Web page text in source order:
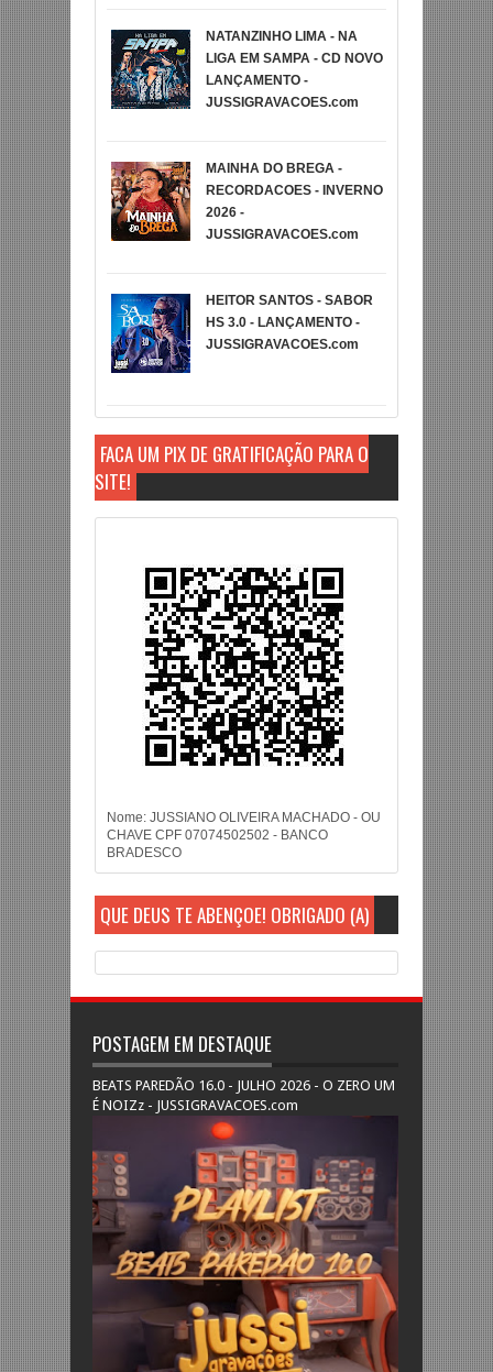
NATANZINHO LIMA - NA
LIGA EM SAMPA - CD NOVO
LANÇAMENTO -
JUSSIGRAVACOES.com
MAINHA DO BREGA -
RECORDACOES - INVERNO
2026 -
JUSSIGRAVACOES.com
HEITOR SANTOS - SABOR
HS 3.0 - LANÇAMENTO -
JUSSIGRAVACOES.com
FAÇA UM PIX DE GRATIFICAÇÃO PARA O
SITE!
Nome: JUSSIANO OLIVEIRA MACHADO - OU
CHAVE CPF 07074502502 - BANCO
BRADESCO
QUE DEUS TE ABENÇOE! OBRIGADO (A)
POSTAGEM EM DESTAQUE
BEATS PAREDÃO 16.0 - JULHO 2026 - O ZERO UM
É NOIZz - JUSSIGRAVACOES.com